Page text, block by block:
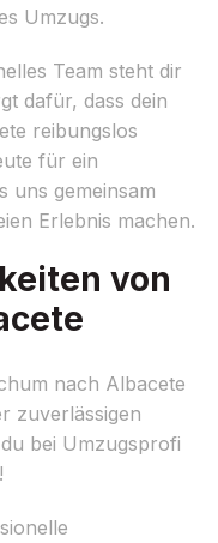
Umzugs.
Team steht dir
dafür, dass dein
reibungslos
für ein
uns gemeinsam
Erlebnis machen.
von
nach Albacete
zuverlässigen
bei Umzugsprofi